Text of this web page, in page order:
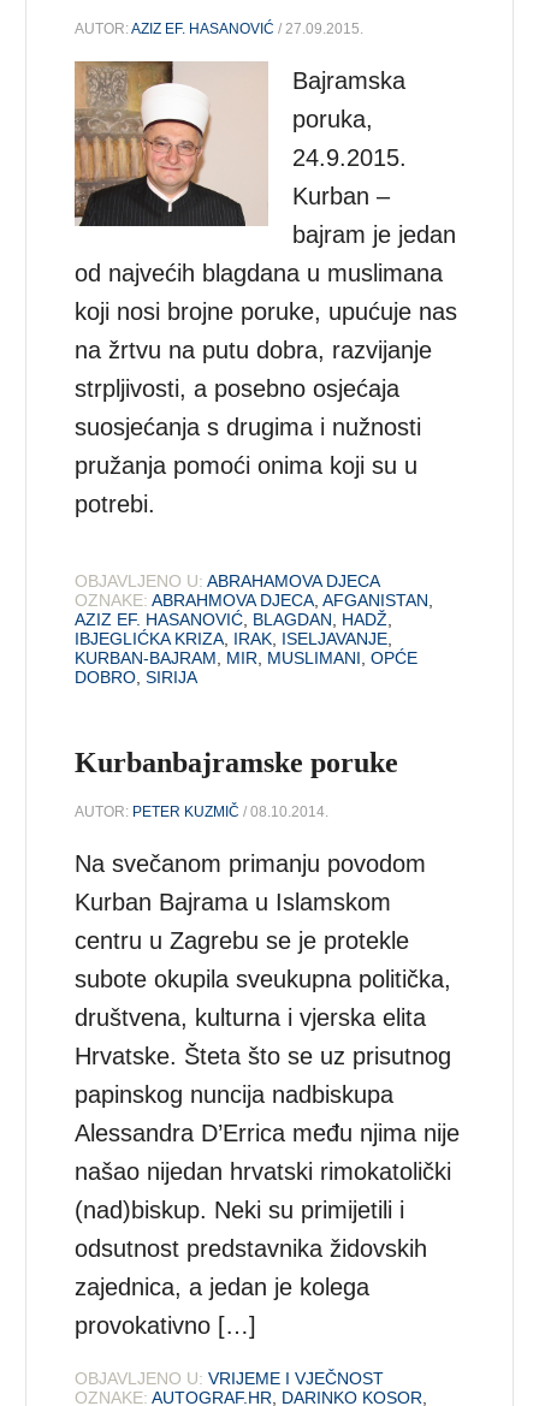
AUTOR:AZIZ EF. HASANOVIĆ / 27.09.2015.
Bajramska
poruka,
24.9.2015.
Kurban –
bajram je jedan
od najvećih blagdana u muslimana
koji nosi brojne poruke, upućuje nas
na žrtvu na putu dobra, razvijanje
strpljivosti, a posebno osjećaja
suosjećanja s drugima i nužnosti
pružanja pomoći onima koji su u
potrebi.
OBJAVLJENO U: ABRAHAMOVA DJECA
OZNAKE: ABRAHMOVA DJECA,AFGANISTAN,
AZIZ EF. HASANOVIĆ, BLAGDAN, HADŽ,
IBJEGLIĆKA KRIZA, IRAK, ISELJAVANJE,
KURBAN-BAJRAM, MIR, MUSLIMANI,OPĆE
DOBRO,SIRIJA
Kurbanbajramske poruke
AUTOR: PETER KUZMIČ / 08.10.2014.
Na svečanom primanju povodom
Kurban Bajrama u Islamskom
centru u Zagrebu se je protekle
subote okupila sveukupna politička,
društvena, kulturna i vjerska elita
Hrvatske. Šteta što se uz prisutnog
papinskog nuncija nadbiskupa
Alessandra D’Errica među njima nije
našao nijedan hrvatski rimokatolički
(nad)biskup. Neki su primijetili i
odsutnost predstavnika židovskih
zajednica, a jedan je kolega
provokativno […]
OBJAVLJENO U: VRIJEME I VJEČNOST
OZNAKE: AUTOGRAF.HR DARINKO KOSOR